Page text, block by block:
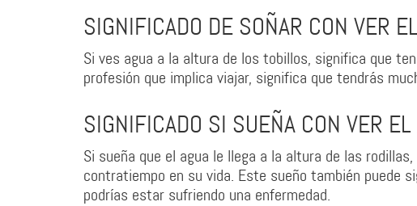
SIGNIFICADO DE SOÑAR CON VER
Si ves agua a la altura de los tobillos, significa que
profesión que implica viajar, significa que tendrás
SIGNIFICADO SI SUEÑA CON VER
Si sueña que el agua le llega a la altura de las
contratiempo en su vida. Este sueño también puede
podrías estar sufriendo una enfermedad.